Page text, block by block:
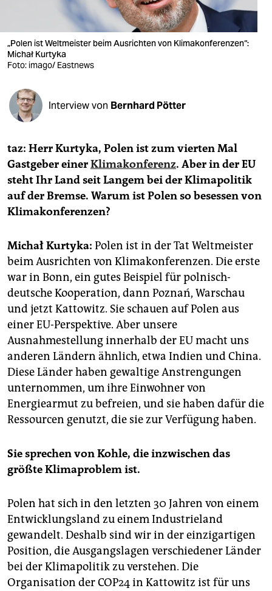
verlag
verlag
shop
fragen & hilfe
unterstützen
abo
genossenschaft
„Polen ist Weltmeister beim Ausrichten von Klimakonferenzen“:
Michał Kurtyka
Foto: imago/ Eastnews
Interview von Bernhard Pötter
taz: Herr Kurtyka, Polen ist zum vierten Mal
Gastgeber einerKlimakonferenz. Aber in der EU
steht Ihr Land seit Langem bei der Klimapolitik
auf der Bremse. Warum ist Polen so besessen von
Klimakonferenzen?
Michał Kurtyka: Polen ist in der Tat Weltmeister
beim Ausrichten von Klimakonferenzen. Die erste
war in Bonn, ein gutes Beispiel für polnisch-
deutsche Kooperation, dann Poznań, Warschau
und jetzt Kattowitz. Sie schauen auf Polen aus
einer EU-Perspektive. Aber unsere
Ausnahmestellung innerhalb der EU macht uns
anderen Ländern ähnlich, etwa Indien und China.
Diese Länder haben gewaltige Anstrengungen
unternommen, um ihre Einwohner von
Energiearmut zu befreien, und sie haben dafür die
Ressourcen genutzt, die sie zur Verfügung haben.
Sie sprechen von Kohle, die inzwischen das
größte Klimaproblem ist.
Polen hat sich in den letzten 30 Jahren von einem
Entwicklungsland zu einem Industrieland
gewandelt. Deshalb sind wir in der einzigartigen
Position, die Ausgangslagen verschiedener Länder
bei der Klimapolitik zu verstehen. Die
Organisation der COP24 in Kattowitz ist für uns